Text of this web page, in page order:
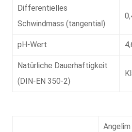
Differentielles
Schwindmass (tangential)
pH-Wert
Natürliche Dauerhaftigkeit
(DIN-EN 350-2)